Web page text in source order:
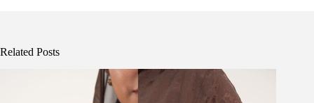
Related Posts